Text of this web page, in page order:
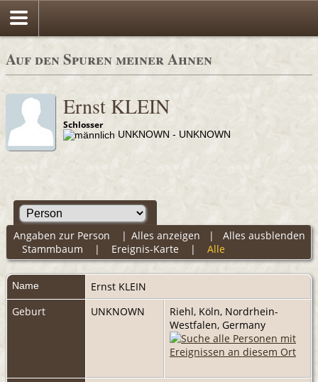
Auf den Spuren meiner Ahnen
Ernst KLEIN
Schlosser
UNKNOWN - UNKNOWN
Alles anzeigen | Alles ausblenden
Angaben zur Person |
Stammbaum | Ereignis-Karte | Alle
Name Ernst KLEIN
Geburt
UNKNOWN
Riehl, Köln, Nordrhein-
Westfalen, Germany